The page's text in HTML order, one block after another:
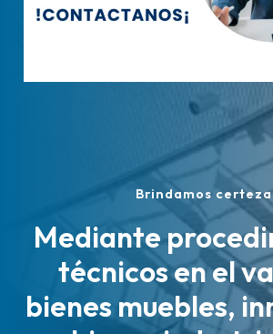
Brindamos certeza
Mediante
técnicos en el
bienes muebles,